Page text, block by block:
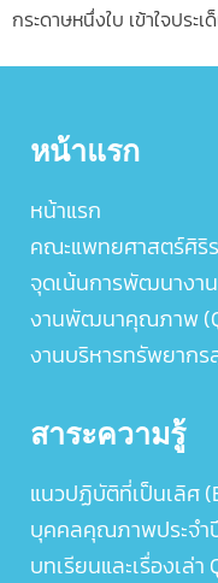
กระดาษหนึ่งใบ เข้าใจปร
หน้าแรก
หน้าแรก
คณะแพทยศาสตร์ศิริ
จุดเน้นการพัฒนางา
งานพัฒนาคุณภาพ
งานบริหารทรัพยาก
สาระความรู้
แนวปฏิบัติที่เป็นเลิศ
บุคคลคุณภาพประจำ
บทเรียนและเรื่องเล่า